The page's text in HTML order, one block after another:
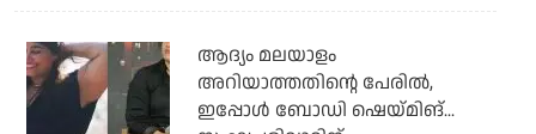
ആദ്യം മലയാളം
അറിയാത്തതിന്റെ പേരില്‍,
ഇപ്പോള്‍ ബോഡി ഷെയ്മിങ്...